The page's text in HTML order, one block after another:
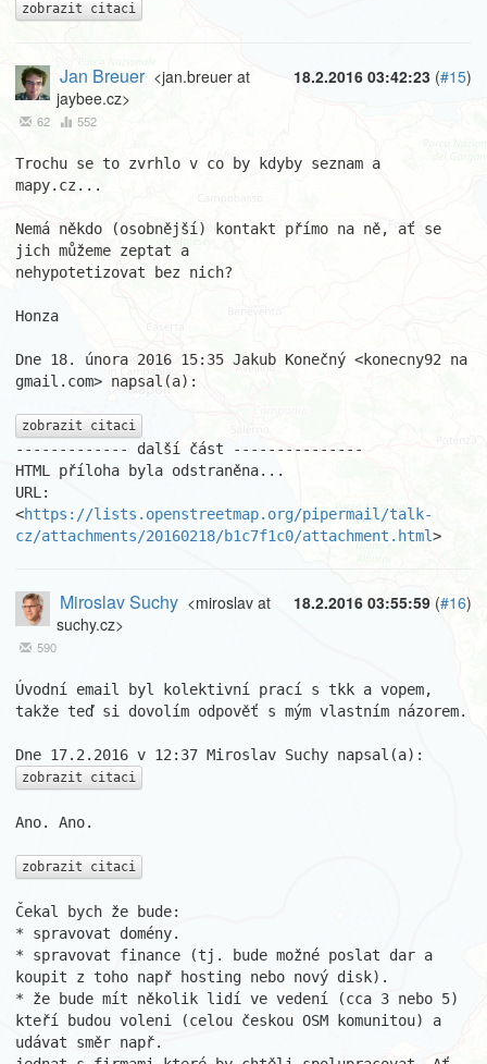
zobrazit citaci
18.2.2016 03:42:23 (#15)
Jan Breuer <jan.breuer at
jaybee.cz>
62 552
Trochu se to zvrhlo v co by kdyby seznam a
mapy.cz...
Nemá někdo (osobnější) kontakt přímo na ně, ať se
jich můžeme zeptat a
nehypotetizovat bez nich?
Honza
Dne 18. února 2016 15:35 Jakub Konečný <konecny92 na
gmail.com> napsal(a):
zobrazit citaci
------------- další část ---------------
HTML příloha byla odstraněna...
URL:
<https://lists.openstreetmap.org/pipermail/talk-
cz/attachments/20160218/b1c7f1c0/attachment.html>
18.2.2016 03:55:59 (#16)
Miroslav Suchy <miroslav at
suchy.cz>
590
Úvodní email byl kolektivní prací s tkk a vopem,
takže teď si dovolím odpověť s mým vlastním názorem.
zobrazit citaci
Ano. Ano.
zobrazit citaci
Čekal bych že bude:
* spravovat domény.
* spravovat finance (tj. bude možné poslat dar a
koupit z toho např hosting nebo nový disk).
* že bude mít několik lidí ve vedení (cca 3 nebo 5)
kteří budou voleni (celou českou OSM komunitou) a
udávat směr např.